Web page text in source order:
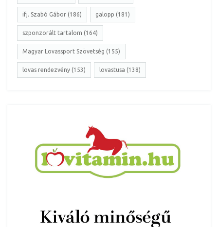
ifj. Szabó Gábor (186) galopp (181)
szponzorált tartalom (164)
Magyar Lovassport Szövetség (155)
lovas rendezvény (153) lovastusa (138)